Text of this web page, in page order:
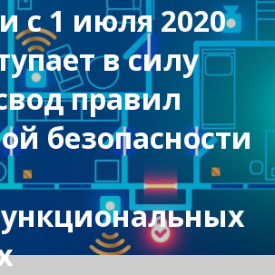
с 1 июля 2020
в силу
правил
безопасности